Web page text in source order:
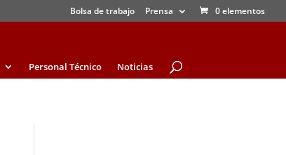
Bolsa de trabajo Prensa 0 elementos
Personal Técnico Noticias